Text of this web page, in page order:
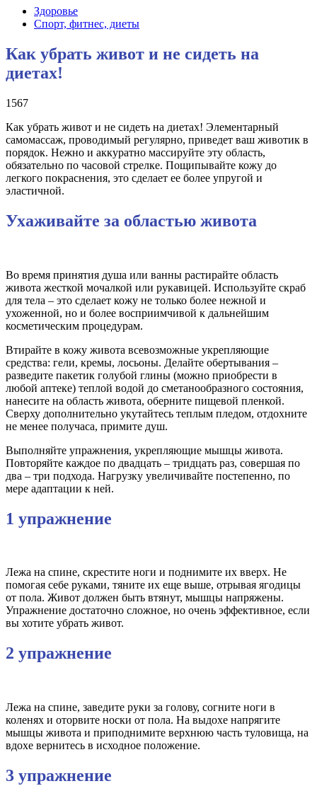
Здоровье
Спорт, фитнес, диеты
Как убрать живот и не сидеть на
диетах!
1567
Как убрать живот и не сидеть на диетах! Элементарный
самомассаж, проводимый регулярно, приведет ваш животик в
порядок. Нежно и аккуратно массируйте эту область,
обязательно по часовой стрелке. Пощипывайте кожу до
легкого покраснения, это сделает ее более упругой и
эластичной.
Ухаживайте за областью живота
Во время принятия душа или ванны растирайте область
живота жесткой мочалкой или рукавицей. Используйте скраб
для тела – это сделает кожу не только более нежной и
ухоженной, но и более восприимчивой к дальнейшим
косметическим процедурам.
Втирайте в кожу живота всевозможные укрепляющие
средства: гели, кремы, лосьоны. Делайте обертывания –
разведите пакетик голубой глины (можно приобрести в
любой аптеке) теплой водой до сметанообразного состояния,
нанесите на область живота, оберните пищевой пленкой.
Сверху дополнительно укутайтесь теплым пледом, отдохните
не менее получаса, примите душ.
Выполняйте упражнения, укрепляющие мышцы живота.
Повторяйте каждое по двадцать – тридцать раз, совершая по
два – три подхода. Нагрузку увеличивайте постепенно, по
мере адаптации к ней.
1 упражнение
Лежа на спине, скрестите ноги и поднимите их вверх. Не
помогая себе руками, тяните их еще выше, отрывая ягодицы
от пола. Живот должен быть втянут, мышцы напряжены.
Упражнение достаточно сложное, но очень эффективное, если
вы хотите убрать живот.
2 упражнение
Лежа на спине, заведите руки за голову, согните ноги в
коленях и оторвите носки от пола. На выдохе напрягите
мышцы живота и приподнимите верхнюю часть туловища, на
вдохе вернитесь в исходное положение.
3 упражнение